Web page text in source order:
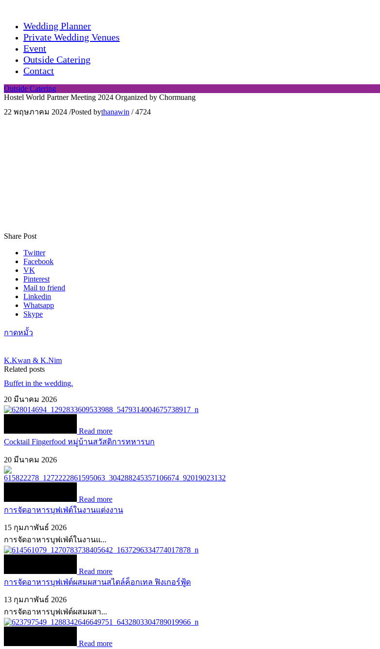
Wedding Planner
Private Wedding Venues
Event
Outside Catering
Contact
Outside Catering
Hostel World Partner Meeting 2024 Organized by Chormuang
22 พฤษภาคม 2024 /Posted bythanawin / 4724
Share Post
Twitter
Facebook
VK
Pinterest
Mail to friend
Linkedin
Whatsapp
Skype
กาดหมั้ว
K.Kwan & K.Nim
Related posts
Buffet in the wedding.
20 มีนาคม 2026
Read more
Cocktail Fingerfood หมู่บ้านสวัสดิการทหารบก
20 มีนาคม 2026
Read more
การจัดอาหารบุฟเฟ่ต์ในงานแต่งงาน
15 กุมภาพันธ์ 2026
การจัดอาหารบุฟเฟ่ต์ในงานแ...
Read more
การจัดอาหารบุฟเฟ่ต์ผสมผสานสไตล์ค็อกเทล ฟิงเกอร์ฟู้ด
13 กุมภาพันธ์ 2026
การจัดอาหารบุฟเฟ่ต์ผสมผสา...
Read more